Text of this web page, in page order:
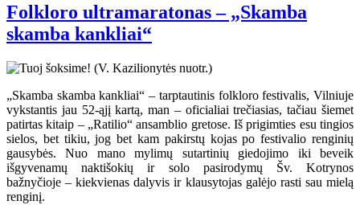
Folkloro ultramaratonas – „Skamba
skamba kankliai“
„Skamba skamba kankliai“ – tarptautinis folkloro festivalis, Vilniuje
vykstantis jau 52-ąjį kartą, man – oficialiai trečiasias, tačiau šiemet
patirtas kitaip – „Ratilio“ ansamblio gretose. Iš prigimties esu tingios
sielos, bet tikiu, jog bet kam pakirstų kojas po festivalio renginių
gausybės. Nuo mano mylimų sutartinių giedojimo iki beveik
išgyvenamų naktišokių ir solo pasirodymų Šv. Kotrynos
bažnyčioje – kiekvienas dalyvis ir klausytojas galėjo rasti sau mielą
renginį.